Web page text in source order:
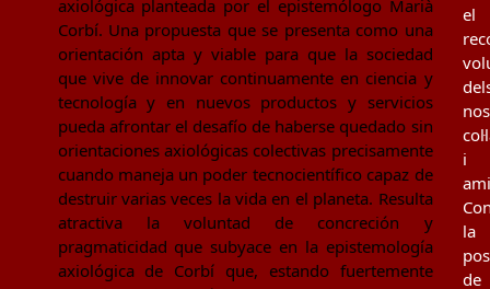
axiológica planteada por el epistemólogo Marià
Corbí. Una propuesta que se presenta como una
orientación apta y viable para que la sociedad
que vive de innovar continuamente en ciencia y
tecnología y en nuevos productos y servicios
pueda afrontar el desafío de haberse quedado sin
orientaciones axiológicas colectivas precisamente
cuando maneja un poder tecnocientífico capaz de
destruir varias veces la vida en el planeta. Resulta
atractiva la voluntad de concreción y
pragmaticidad que subyace en la epistemología
axiológica de Corbí que, estando fuertemente
el
i
la
de